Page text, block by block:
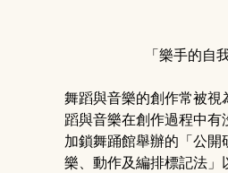
「樂手的自
舞蹈與音樂的創作常被
蹈與音樂在創作過程中
加鎖舞踊館舉辦的「公
樂、動作及編排標記法」